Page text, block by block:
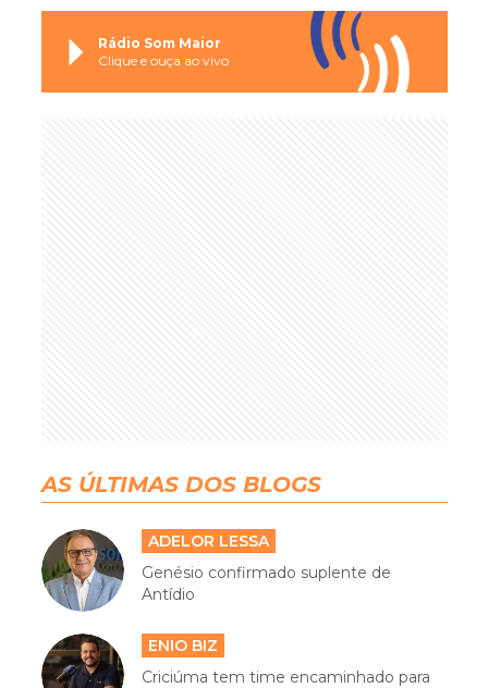
Rádio Som Maior
Clique e ouça ao vivo
AS ÚLTIMAS DOS BLOGS
ADELOR LESSA
Genésio confirmado suplente de
Antídio
ENIO BIZ
Criciúma tem time encaminhado para